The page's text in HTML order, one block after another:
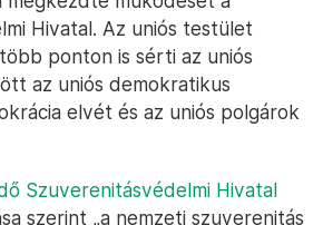
Hivatal. Az uniós testület
ponton is sérti az uniós
az uniós demokratikus
elvét és az uniós polgárok
Szuverenitásvédelmi Hivatal
szerint „a nemzeti szuverenitás